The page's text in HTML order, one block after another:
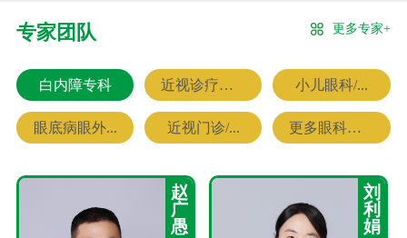
专家团队 更多专家+
白内障专科 近视诊疗专科 小儿眼科/...
眼底病眼外... 近视门诊/... 更多眼科专家
赵
广
愚
刘
利
娟